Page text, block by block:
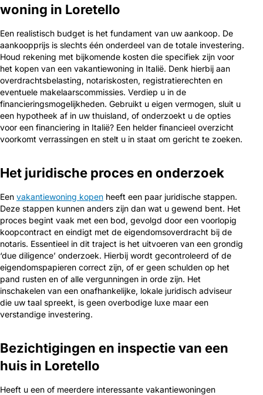
woning in Loretello
Een realistisch budget is het fundament van uw aankoop. De
aankoopprijs is slechts één onderdeel van de totale investering.
Houd rekening met bijkomende kosten die specifiek zijn voor
het kopen van een vakantiewoning in Italië. Denk hierbij aan
overdrachtsbelasting, notariskosten, registratierechten en
eventuele makelaarscommissies. Verdiep u in de
financieringsmogelijkheden. Gebruikt u eigen vermogen, sluit u
een hypotheek af in uw thuisland, of onderzoekt u de opties
voor een financiering in Italië? Een helder financieel overzicht
voorkomt verrassingen en stelt u in staat om gericht te zoeken.
Het juridische proces en onderzoek
Een vakantiewoning kopen heeft een paar juridische stappen.
Deze stappen kunnen anders zijn dan wat u gewend bent. Het
proces begint vaak met een bod, gevolgd door een voorlopig
koopcontract en eindigt met de eigendomsoverdracht bij de
notaris. Essentieel in dit traject is het uitvoeren van een grondig
‘due diligence’ onderzoek. Hierbij wordt gecontroleerd of de
eigendomspapieren correct zijn, of er geen schulden op het
pand rusten en of alle vergunningen in orde zijn. Het
inschakelen van een onafhankelijke, lokale juridisch adviseur
die uw taal spreekt, is geen overbodige luxe maar een
verstandige investering.
Bezichtigingen en inspectie van een
huis in Loretello
Heeft u een of meerdere interessante vakantiewoningen